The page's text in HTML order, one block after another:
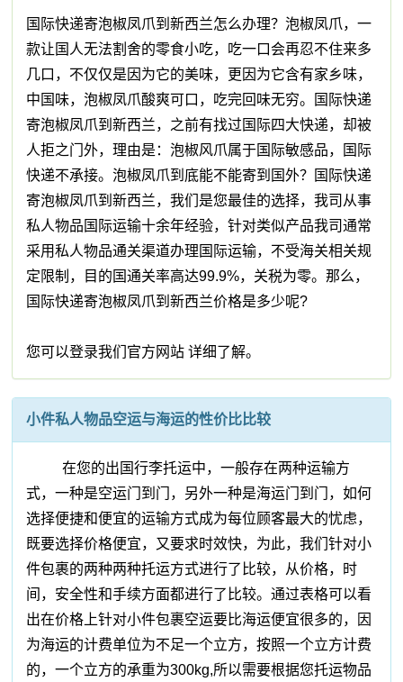
国际快递寄泡椒凤爪到新西兰怎么办理？泡椒凤爪，一
款让国人无法割舍的零食小吃，吃一口会再忍不住来多
几口，不仅仅是因为它的美味，更因为它含有家乡味，
中国味，泡椒凤爪酸爽可口，吃完回味无穷。国际快递
寄泡椒凤爪到新西兰，之前有找过国际四大快递，却被
人拒之门外，理由是：泡椒风爪属于国际敏感品，国际
快递不承接。泡椒凤爪到底能不能寄到国外？国际快递
寄泡椒凤爪到新西兰，我们是您最佳的选择，我司从事
私人物品国际运输十余年经验，针对类似产品我司通常
采用私人物品通关渠道办理国际运输，不受海关相关规
定限制，目的国通关率高达99.9%，关税为零。那么，
国际快递寄泡椒凤爪到新西兰价格是多少呢?
您可以登录我们官方网站 详细了解。
小件私人物品空运与海运的性价比比较
在您的出国行李托运中，一般存在两种运输方
式，一种是空运门到门，另外一种是海运门到门，如何
选择便捷和便宜的运输方式成为每位顾客最大的忧虑，
既要选择价格便宜，又要求时效快，为此，我们针对小
件包裹的两种两种托运方式进行了比较，从价格，时
间，安全性和手续方面都进行了比较。通过表格可以看
出在价格上针对小件包裹空运要比海运便宜很多的，因
为海运的计费单位为不足一个立方，按照一个立方计费
的，一个立方的承重为300kg,所以需要根据您托运物品